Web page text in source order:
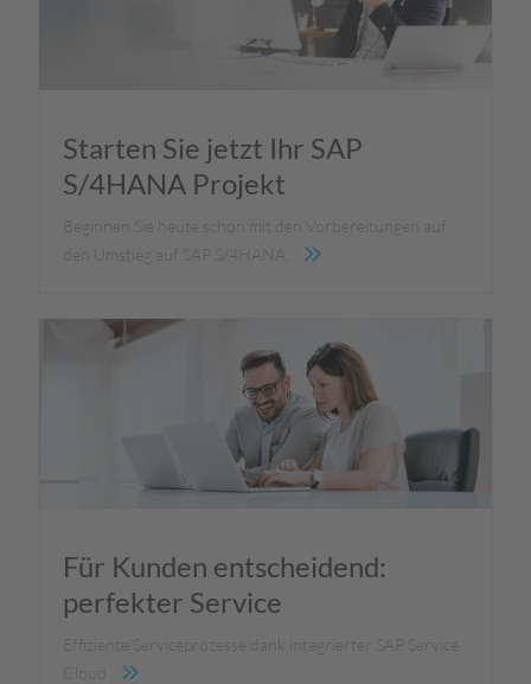
Starten Sie jetzt Ihr SAP
S/4HANA Projekt
Beginnen Sie heute schon mit den Vorbereitungen auf
den Umstieg auf SAP S/4HANA.
Für Kunden entscheidend:
perfekter Service
Effiziente Serviceprozesse dank integrierter SAP Service
Cloud